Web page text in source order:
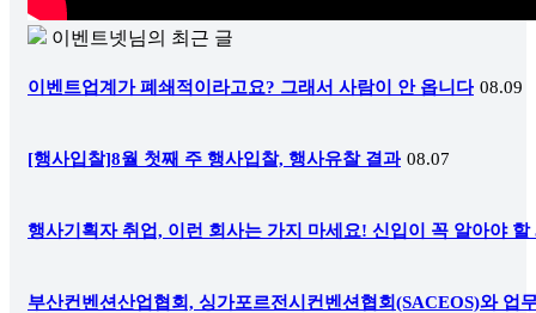
이벤트넷님의 최근 글
이벤트업계가 폐쇄적이라고요? 그래서 사람이 안 옵니다 08.09
[행사입찰]8월 첫째 주 행사입찰, 행사유찰 결과 08.07
행사기획자 취업, 이런 회사는 가지 마세요! 신입이 꼭 알아야
부산컨벤션산업협회, 싱가포르전시컨벤션협회(SACEOS)와